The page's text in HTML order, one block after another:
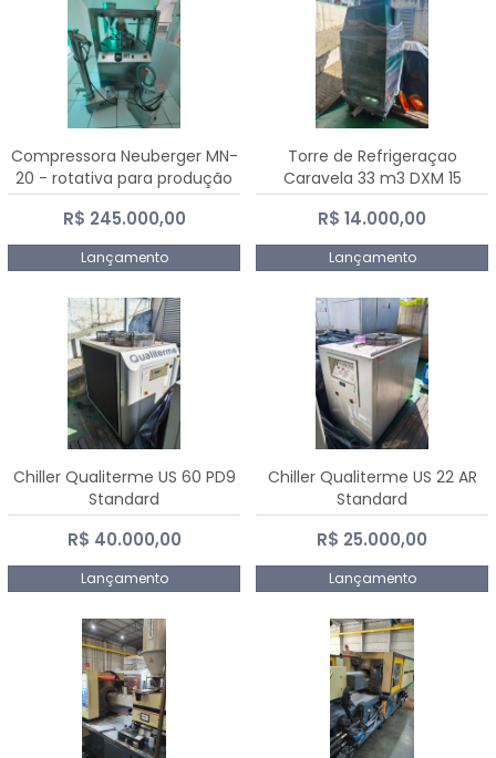
Compressora Neuberger MN-
20 - rotativa para produção
de comprimidos
R$ 245.000,00
Lançamento
Torre de Refrigeraçao
Caravela 33 m3 DXM 15
R$ 14.000,00
Lançamento
Chiller Qualiterme US 60 PD9
Standard
R$ 40.000,00
Lançamento
Chiller Qualiterme US 22 AR
Standard
R$ 25.000,00
Lançamento